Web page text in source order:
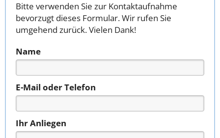
Bitte verwenden Sie zur Kontaktaufnahme
bevorzugt dieses Formular. Wir rufen Sie
umgehend zurück. Vielen Dank!
Name
E-Mail oder Telefon
Ihr Anliegen